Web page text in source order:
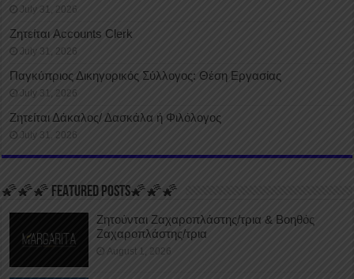
July 31, 2026
Ζητείται Accounts Clerk
July 31, 2026
Παγκύπριος Δικηγορικός Σύλλογος: Θέση Εργασίας
July 31, 2026
Ζητείται Δάκαλος/ Δασκάλα ή Φιλόλογος
July 31, 2026
🌠🌠🌠 FEATURED POSTS🌠🌠🌠
Ζητούνται Ζαχαροπλάστης/τρια & Βοηθός
Ζαχαροπλάστης/τρια
August 1, 2026